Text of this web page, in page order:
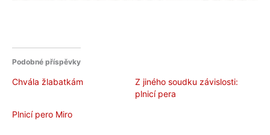
Podobné příspěvky
Chvála žlabatkám
Z jiného soudku závislosti:
plnicí pera
Plnicí pero Miro